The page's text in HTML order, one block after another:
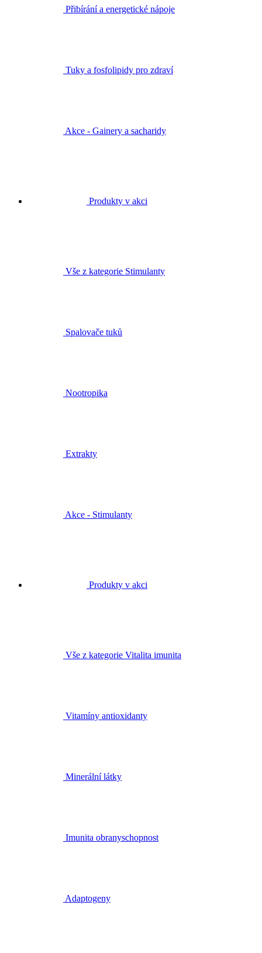
Přibírání a energetické nápoje
Tuky a fosfolipidy pro zdraví
Akce - Gainery a sacharidy
Produkty v akci
Vše z kategorie Stimulanty
Spalovače tuků
Nootropika
Extrakty
Akce - Stimulanty
Produkty v akci
Vše z kategorie Vitalita imunita
Vitamíny antioxidanty
Minerální látky
Imunita obranyschopnost
Adaptogeny